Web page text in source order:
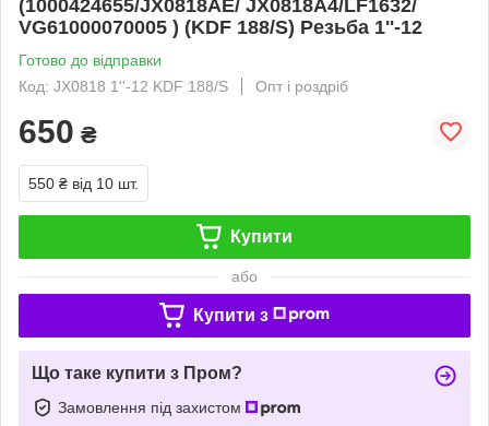
(1000424655/JX0818AE/ JX0818A4/LF1632/
VG61000070005 ) (KDF 188/S) Резьба 1''-12
Готово до відправки
Код: JX0818 1''-12 KDF 188/S
Опт і роздріб
650 ₴
550 ₴ від 10 шт.
Купити
або
Купити з
Що таке купити з Пром?
Замовлення під захистом